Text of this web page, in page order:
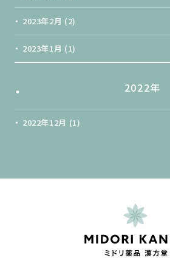
2023年2月 (2)
2023年1月 (1)
2022年
2022年12月 (1)